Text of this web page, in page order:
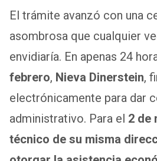
El trámite avanzó con una
asombrosa que cualquier
envidiaría. En apenas 24
febrero, Nieva Dinerstein,
electrónicamente para dar
administrativo. Para el 2 de
técnico de su misma